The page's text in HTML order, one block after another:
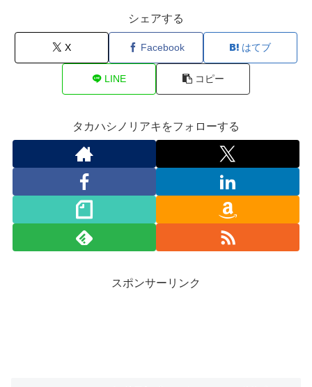
シェアする
X Facebook はてブ
LINE コピー
タカハシノリアキをフォローする
スポンサーリンク